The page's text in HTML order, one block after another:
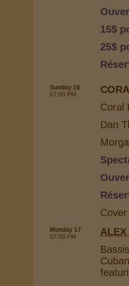
15$
25$
Sunday 16
07:00 PM
Coral
Dan
Monday 17
07:00 PM